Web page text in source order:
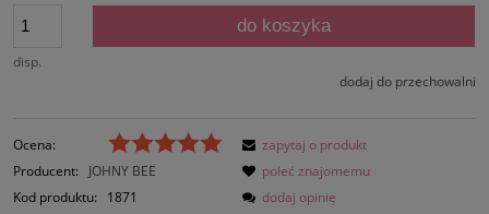
disp.
do koszyka
dodaj do przechowalni
Ocena:
Producent:
JOHNY BEE
Kod produktu:
1871
zapytaj o produkt
poleć znajomemu
dodaj opinię